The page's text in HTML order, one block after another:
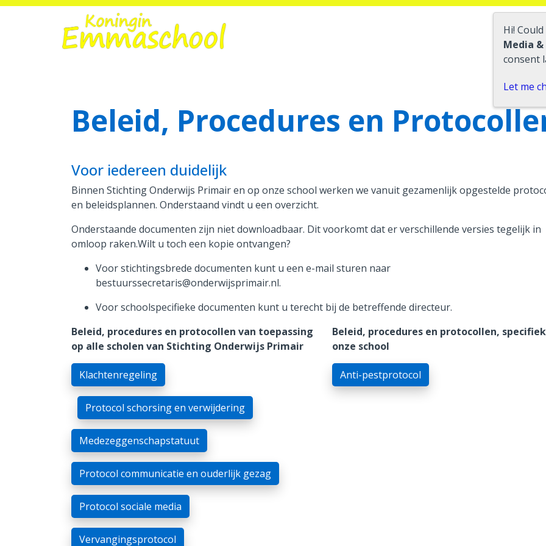
Onze school
Medezeggenschap
Vacatures
Ik zoek een school
Beleid, Procedures en
Voor iedereen duidelijk
Binnen Stichting Onderwijs Primair en op onze school werken we vanuit gezamenlijk opgestelde
en beleidsplannen. Onderstaand vindt u een overzicht.
Onderstaande documenten zijn niet downloadbaar. Dit voorkomt dat er verschillende versies tegelijk in
omloop raken.Wilt u toch een kopie ontvangen?
Voor stichtingsbrede documenten kunt u een e-mail sturen naar
bestuurssecretaris@onderwijsprimair.nl.
Voor schoolspecifieke documenten kunt u terecht bij de betreffende directeur.
Beleid, procedures en protocollen van toepassing
op alle scholen van Stichting Onderwijs Primair
Klachtenregeling
Protocol schorsing en verwijdering
Medezeggenschapstatuut
Protocol communicatie en ouderlijk gezag
Protocol sociale media
Vervangingsprotocol
Beleid, procedures en protocollen,
onze school
Anti-pestprotocol
Hi!
Media
consent
Let me